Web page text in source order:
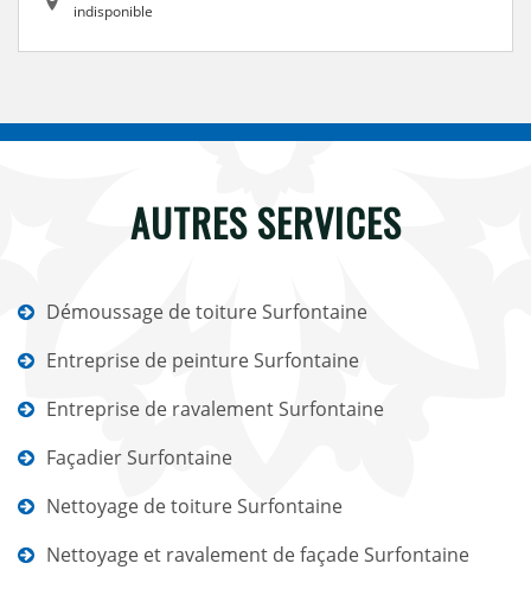
indisponible
AUTRES SERVICES
Démoussage de toiture Surfontaine
Entreprise de peinture Surfontaine
Entreprise de ravalement Surfontaine
Façadier Surfontaine
Nettoyage de toiture Surfontaine
Nettoyage et ravalement de façade Surfontaine